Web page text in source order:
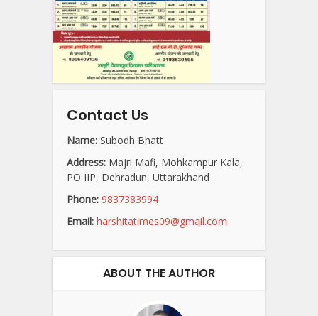
Contact Us
Name: Subodh Bhatt
Address: Majri Mafi, Mohkampur Kala,
PO IIP, Dehradun, Uttarakhand
Phone: 9837383994
Email: harshitatimes09@gmail.com
ABOUT THE AUTHOR